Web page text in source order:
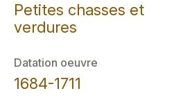
Petites chasses et
verdures
Datation oeuvre
1684-1711